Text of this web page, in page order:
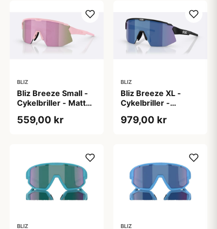
BLIZ
Bliz Breeze Small -
Cykelbriller - Matt
Pink/Brun/Rose
559,00 kr
BLIZ
Bliz Breeze XL -
Cykelbriller -
Multi + Orange
979,00 kr
BLIZ BLIZ